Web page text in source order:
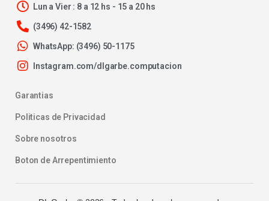
Lun a Vier : 8 a 12 hs - 15 a 20 hs
(3496) 42-1582
WhatsApp: (3496) 50-1175
Instagram.com/dlgarbe.computacion
Garantias
Politicas de Privacidad
Sobre nosotros
Boton de Arrepentimiento